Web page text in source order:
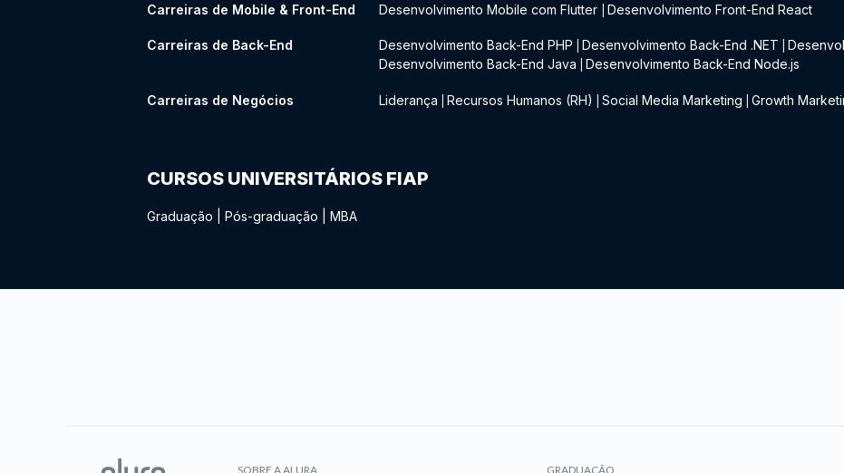
Carreiras de Mobile & Front-End Desenvolvimento Mobile com Flutter Desenvolvimento Front-End React
Carreiras de Back-End Desenvolvimento Back-End PHP Desenvolvimento Back-End .NET
Desenvolvimento Back-End Java Desenvolvimento Back-End Node.js
Carreiras de Negócios Liderança Recursos Humanos (RH) Social Media Marketing Growth
CURSOS UNIVERSITÁRIOS FIAP
Graduação Pós-graduação MBA
SOBRE A ALURA GRADUAÇÃO